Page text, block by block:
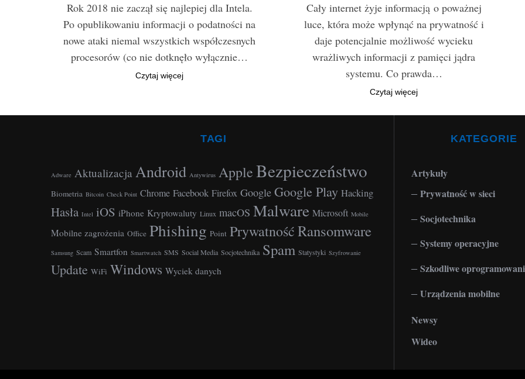
Rok 2018 nie zaczął się najlepiej dla Intela.
Po opublikowaniu informacji o podatności na
nowe ataki niemal wszystkich współczesnych
procesorów (co nie dotknęło wyłącznie…
Czytaj więcej
Cały internet żyje informacją o poważnej
luce, która może wpłynąć na prywatność i
daje potencjalnie możliwość wycieku
wrażliwych informacji z pamięci jądra
systemu. Co prawda…
Czytaj więcej
TAGI
Adware Aktualizacja Android Antywirus AppleBezpieczeństwo
Biometria Bitcoin Check Point Chrome Facebook Firefox Google Google Play Hacking
Hasła Intel iOS iPhone Kryptowaluty Linux macOS Malware Microsoft Mobile
Mobilne zagrożenia Office Phishing Point PrywatnośćRansomware
Samsung Scam Smartfon Smartwatch SMS Social Media Socjotechnika Spam Statystyki Szyfrowanie
Update WiFi Windows Wyciek danych
KATEGORIE
Artykuły
Prywatność w sieci
Socjotechnika
Systemy operacyjne
Szkodliwe
Urządzenia mobilne
Newsy
Wideo
f
o
r